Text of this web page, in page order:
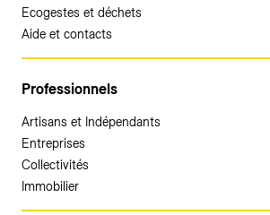
Ecogestes et déchets
Aide et contacts
Professionnels
Artisans et Indépendants
Entreprises
Collectivités
Immobilier